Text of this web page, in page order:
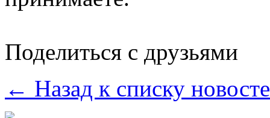
Поделиться с друзьями
← Назад к списку